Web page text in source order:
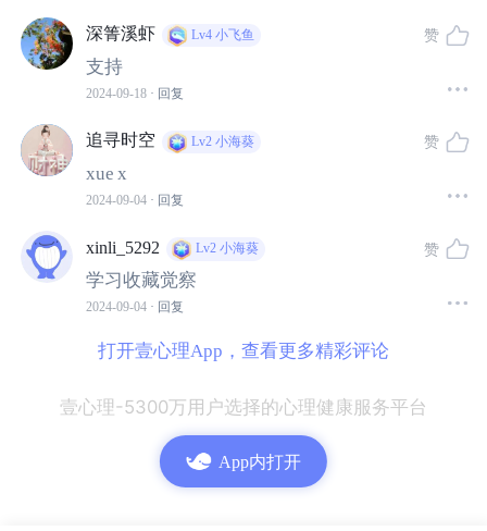
der, ADD）。不同类别的药物一起使用并不罕见。并不是
每一类药物都可以组合使用，但了解它们的类别，它们各
自的作用，以及它们如何以及为什么需要组合以获得最大
的治疗效果，是很有帮助的。
1.抗抑郁药
药物。每种类型的抗抑郁药都会增加大脑中特定化学物质
的水平：
选择性5-羟色胺再摄取抑制剂（SSRIs）增加神经元间隙中
普兰（西酞普兰）、依地普仑（艾司西酞普兰）、帕罗西
汀（帕罗西汀）、左洛复（舍曲林）和氟伏沙星（氟西
汀）。它们适用于重度抑郁症，并且根据剂量，还适用于
深箐溪虾 Lv4 小飞鱼
支持
2024-09-18 · 回复
赞
追寻时空 Lv2 小海葵
xue x
2024-09-04 · 回复
赞
xinli_5292 Lv2 小海葵
学习收藏觉察
2024-09-04 · 回复
赞
打开壹心理App，查看更多精彩评论
壹心理-5300万用户选择的心理健康服务平台
App内打开